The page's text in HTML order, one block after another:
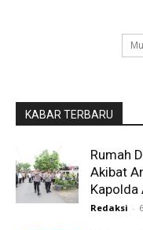
KABAR TERBARU
Rumah
Akibat
Kapolda
Redaksi -